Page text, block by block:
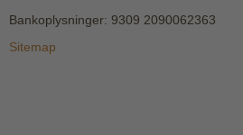
Bankoplysninger: 9309 2090062363
Sitemap